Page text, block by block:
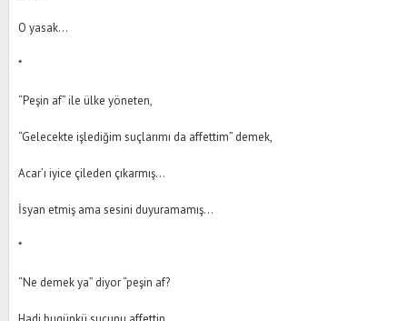
O yasak…
*
“Peşin af” ile ülke yöneten,
“Gelecekte işlediğim suçlarımı da affettim” demek,
Acar’ı iyice çileden çıkarmış…
İsyan etmiş ama sesini duyuramamış…
*
“Ne demek ya” diyor “peşin af?